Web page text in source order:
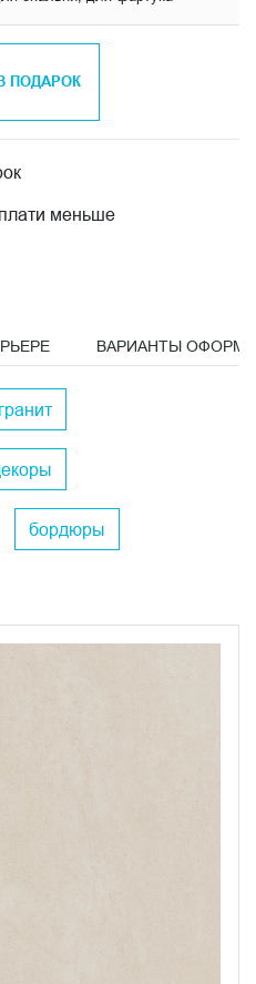
ПОДАРОК
меньше
ВАРИАНТЫ
бордюры